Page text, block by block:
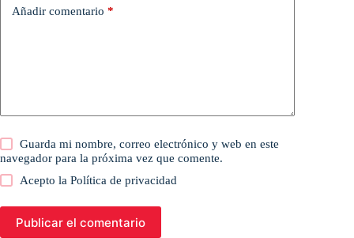
Añadir comentario *
Guarda mi nombre, correo electrónico y web en este
navegador para la próxima vez que comente.
Acepto laPolítica de privacidad
Publicar el comentario